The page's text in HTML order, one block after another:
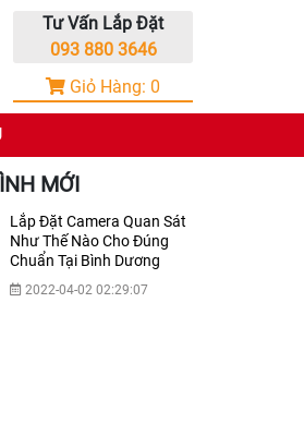
Tư Vấn Lắp Đặt
093 880 3646
Giỏ Hàng: 0
MỚI
Lắp Đặt Camera Quan Sát
Như Thế Nào Cho Đúng
Chuẩn Tại Bình Dương
2022-04-02 02:29:07